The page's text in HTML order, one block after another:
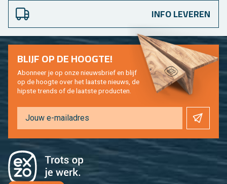
INFO LEVEREN
BLIJF OP DE HOOG­TE!
Abon­neer je op onze nieuws­brief en blijf
op de hoog­te over het laat­ste nieuws, de
hip­s­te trends of de laat­ste pro­duc­ten.